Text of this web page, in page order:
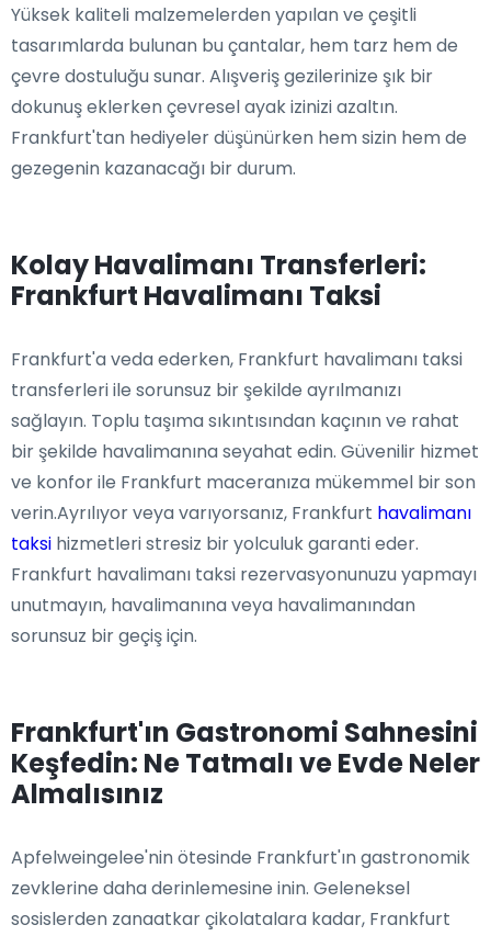
Yüksek kaliteli malzemelerden yapılan ve çeşitli
tasarımlarda bulunan bu çantalar, hem tarz hem de
çevre dostuluğu sunar. Alışveriş gezilerinize şık bir
dokunuş eklerken çevresel ayak izinizi azaltın.
Frankfurt'tan hediyeler düşünürken hem sizin hem de
gezegenin kazanacağı bir durum.
Kolay Havalimanı Transferleri:
Frankfurt Havalimanı Taksi
Frankfurt'a veda ederken, Frankfurt havalimanı taksi
transferleri ile sorunsuz bir şekilde ayrılmanızı
sağlayın. Toplu taşıma sıkıntısından kaçının ve rahat
bir şekilde havalimanına seyahat edin. Güvenilir hizmet
ve konfor ile Frankfurt maceranıza mükemmel bir son
verin.Ayrılıyor veya varıyorsanız, Frankfurt havalimanı
taksi hizmetleri stresiz bir yolculuk garanti eder.
Frankfurt havalimanı taksi rezervasyonunuzu yapmayı
unutmayın, havalimanına veya havalimanından
sorunsuz bir geçiş için.
Frankfurt'ın Gastronomi Sahnesini
Keşfedin: Ne Tatmalı ve Evde Neler
Almalısınız
Apfelweingelee'nin ötesinde Frankfurt'ın gastronomik
zevklerine daha derinlemesine inin. Geleneksel
sosislerden zanaatkar çikolatalara kadar, Frankfurt